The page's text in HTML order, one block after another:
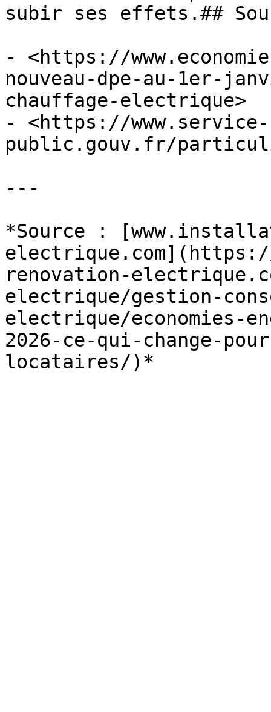
subir ses effets.##
- <https://
nouveau-dpe-au-1er-
chauffage-electrique>
- <https://www.service-
public.gouv.fr/
---
*Source :
renovation-
electrique/gestion-
electrique/economies-
2026-ce-qui-change-